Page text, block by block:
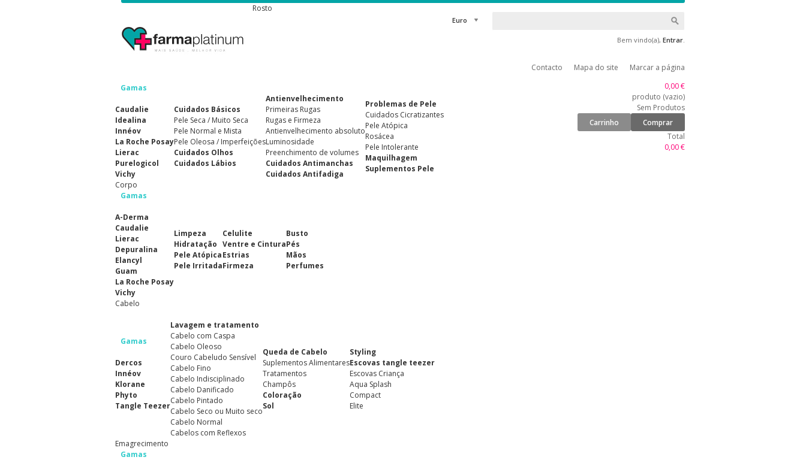
Euro
Bem vindo(a), Entrar.
Contacto Mapa do site
Marcar a página
0,00 €
produto (vazio)
Sem Produtos
Carrinho
Comprar
Total
0,00 €
Rosto
Gamas
Caudalie
Idealina
Innéov
La Roche Posay
Lierac
Purelogicol
Vichy
Cuidados Básicos
Pele Seca / Muito Seca
Pele Normal e Mista
Pele Oleosa / Imperfeições
Cuidados Olhos
Cuidados Lábios
Antienvelhecimento
Primeiras Rugas
Rugas e Firmeza
Antienvelhecimento absoluto
Luminosidade
Preenchimento de volumes
Cuidados Antimanchas
Cuidados Antifadiga
Problemas de Pele
Cuidados Cicratizantes
Pele Atópica
Rosácea
Pele Intolerante
Maquilhagem
Suplementos Pele
Corpo
Gamas
A-Derma
Caudalie
Lierac
Depuralina
Elancyl
Guam
La Roche Posay
Vichy
Limpeza
Hidratação
Pele Atópica
Pele Irritada
Celulite
Ventre e Cintura
Estrias
Firmeza
Busto
Pés
Mãos
Perfumes
Cabelo
Gamas
Dercos
Innéov
Klorane
Phyto
Tangle Teezer
Lavagem e tratamento
Cabelo com Caspa
Cabelo Oleoso
Couro Cabeludo Sensível
Cabelo Fino
Cabelo Indisciplinado
Cabelo Danificado
Cabelo Pintado
Cabelo Seco ou Muito seco
Cabelo Normal
Cabelos com Reflexos
Queda de Cabelo
Suplementos Alimentares
Tratamentos
Champôs
Coloração
Sol
Styling
Escovas tangle teezer
Escovas Criança
Aqua Splash
Compact
Elite
Emagrecimento
Gamas